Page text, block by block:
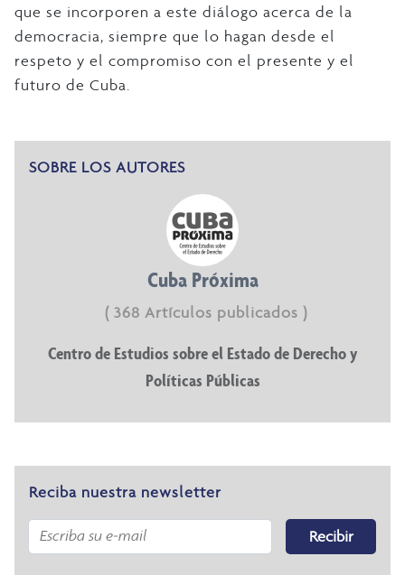
que se incorporen a este diálogo acerca de la
democracia, siempre que lo hagan desde el
respeto y el compromiso con el presente y el
futuro de Cuba.
SOBRE LOS AUTORES
Cuba Próxima
( 368 Artículos publicados )
Centro de Estudios sobre el Estado de Derecho y
Políticas Públicas
Reciba nuestra newsletter
Recibir